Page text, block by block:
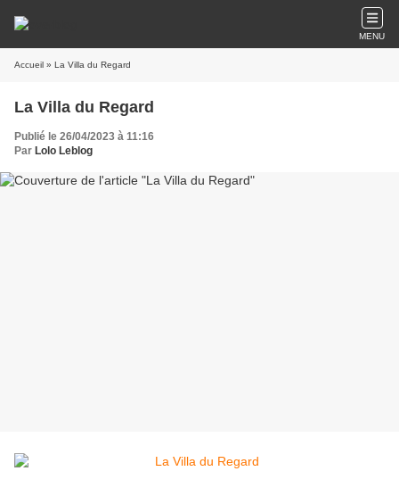
MENU
Accueil » La Villa du Regard
La Villa du Regard
Publié le 26/04/2023 à 11:16
Par Lolo Leblog